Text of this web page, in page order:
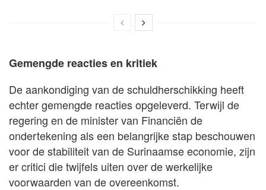
Gemengde reacties en kritiek
De aankondiging van de schuldherschikking heeft
echter gemengde reacties opgeleverd. Terwijl de
regering en de minister van Financiën de
ondertekening als een belangrijke stap beschouwen
voor de stabiliteit van de Surinaamse economie, zijn
er critici die twijfels uiten over de werkelijke
voorwaarden van de overeenkomst.